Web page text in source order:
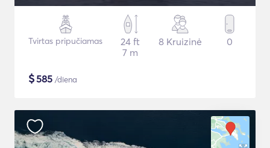
Tvirtas pripučiamas
24 ft
7 m
8 Kruizinė 0
$585 /diena